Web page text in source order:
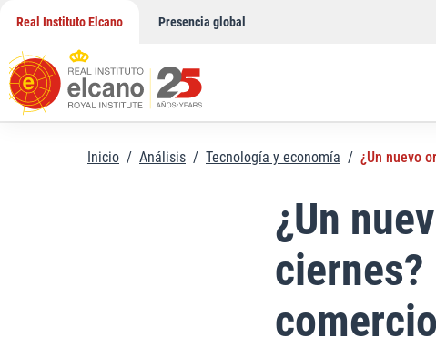
contenido
Real Instituto Elcano Presencia global
Inicio / Análisis / Tecnología y economía / ¿Un nuevo
¿Un